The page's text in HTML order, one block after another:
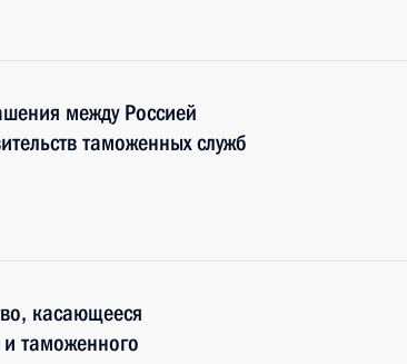
между Россией
таможенных служб
касающееся
и таможенного